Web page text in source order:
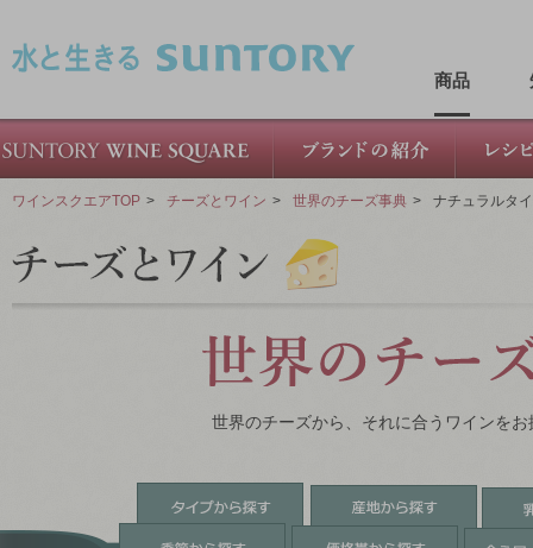
商品
ワインスクエアTOP > チーズとワイン > 世界のチーズ事典 > ナチュラルタ
世界のチーズから、それに合うワインを